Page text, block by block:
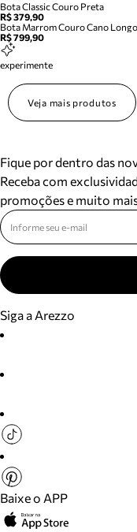
Bota Classic Couro Preta
R$ 379,90
Bota Marrom Couro Cano
R$ 799,90
experimente
Veja mais produtos
Fique por dentro das
Receba com
promoções e muito
Siga a Arezzo
Baixe o APP